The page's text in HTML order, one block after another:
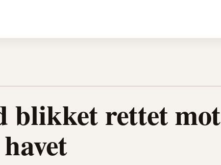
blikket rettet mot
havet